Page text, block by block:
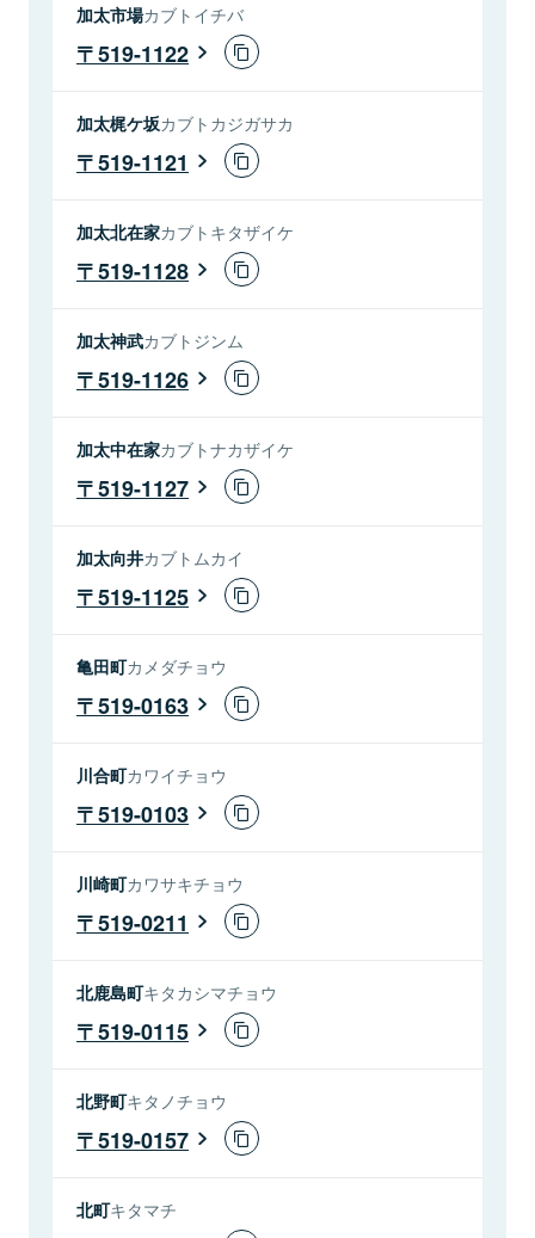
加太市場カブトイチバ
519-1122
加太梶ケ坂カブトカジガサカ
519-1121
加太北在家カブトキタザイケ
519-1128
加太神武カブトジンム
519-1126
加太中在家カブトナカザイケ
519-1127
加太向井カブトムカイ
519-1125
亀田町カメダチョウ
519-0163
川合町カワイチョウ
519-0103
川崎町カワサキチョウ
519-0211
北鹿島町キタカシマチョウ
519-0115
北野町キタノチョウ
519-0157
北町キタマチ